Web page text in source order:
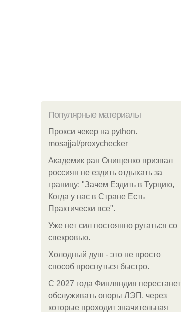
Популярные материалы
Прокси чекер на python.
mosajjal/proxychecker
Академик ран Онищенко призвал
россиян не ездить отдыхать за
границу: "Зачем Ездить в Турцию,
Когда у нас в Стране Есть
Практически все".
Уже нет сил постоянно ругаться со
свекровью.
Холодный душ - это не просто
способ проснуться быстро.
С 2027 года Финляндия перестанет
обслуживать опоры ЛЭП, через
которые проходит значительная